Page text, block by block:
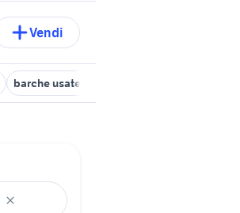
Vendi
barche usate satriano